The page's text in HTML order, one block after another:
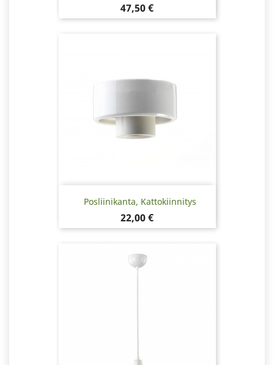
Hinta
47,50 €
Posliinikanta, Kattokiinnitys
Hinta
22,00 €